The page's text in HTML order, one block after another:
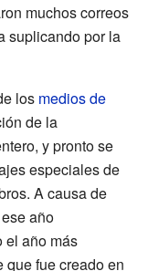
muchos correos
suplicando por la
los medios de
de la
y pronto se
especiales de
A causa de
año
el año más
que fue creado en